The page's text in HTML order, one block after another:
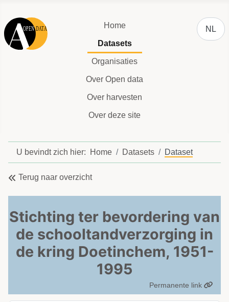
Home
Datasets
Organisaties
Over Open data
Over harvesten
Over deze site
NL
U bevindt zich hier: Home Datasets Dataset
Terug naar overzicht
Stichting ter bevordering van
de schooltandverzorging in
de kring Doetinchem, 1951-
1995
Permanente link